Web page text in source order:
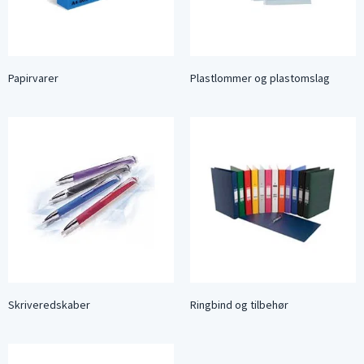
Papirvarer Plastlommer og plastomslag
Skriveredskaber Ringbind og tilbehør